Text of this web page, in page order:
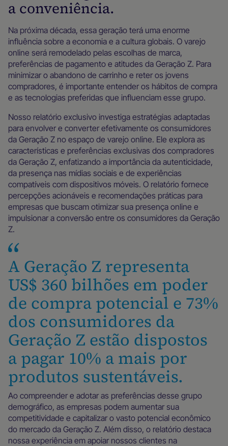
a conveniência.
Na próxima década, essa geração terá uma enorme
influência sobre a economia e a cultura globais. O varejo
online será remodelado pelas escolhas de marca,
preferências de pagamento e atitudes da Geração Z. Para
minimizar o abandono de carrinho e reter os jovens
compradores, é importante entender os hábitos de compra
e as tecnologias preferidas que influenciam esse grupo.
Nosso relatório exclusivo investiga estratégias adaptadas
para envolver e converter efetivamente os consumidores
da Geração Z no espaço de varejo online. Ele explora as
características e preferências exclusivas dos compradores
da Geração Z, enfatizando a importância da autenticidade,
da presença nas mídias sociais e de experiências
compatíveis com dispositivos móveis. O relatório fornece
percepções acionáveis e recomendações práticas para
empresas que buscam otimizar sua presença online e
impulsionar a conversão entre os consumidores da Geração
Z.
A Geração Z representa
US$ 360 bilhões em poder
de compra potencial e 73%
dos consumidores da
Geração Z estão dispostos
a pagar 10% a mais por
produtos sustentáveis.
Ao compreender e adotar as preferências desse grupo
demográfico, as empresas podem aumentar sua
competitividade e capitalizar o vasto potencial econômico
do mercado da Geração Z. Além disso, o relatório destaca
nossa experiência em apoiar nossos clientes na